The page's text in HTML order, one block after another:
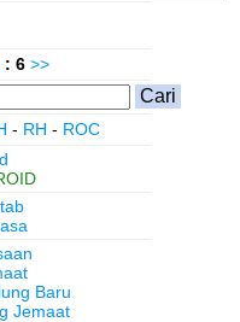
: 6 >>
- RH - ROC
Baru
Jemaat